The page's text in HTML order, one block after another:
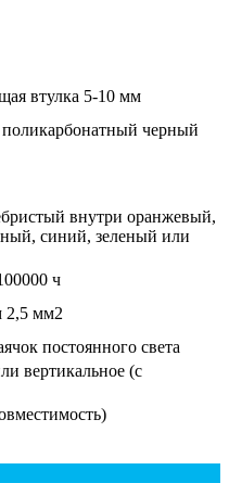
втулка 5-10 мм
черный
внутри оранжевый,
синий, зеленый или
ч
2,5 мм2
постоянного света
вертикальное (с